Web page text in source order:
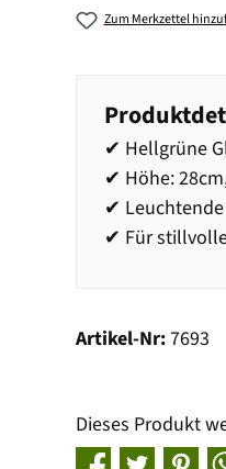
Zum Merkzettel
✔ Hellgrüne
✔ Höhe:
✔
✔ Für
Artikel-Nr:7693
Dieses Produkt